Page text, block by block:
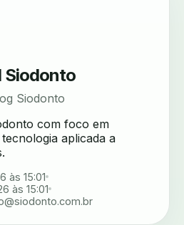
Siodonto
Siodonto
com foco em
aplicada a
às 15:01
às 15:01